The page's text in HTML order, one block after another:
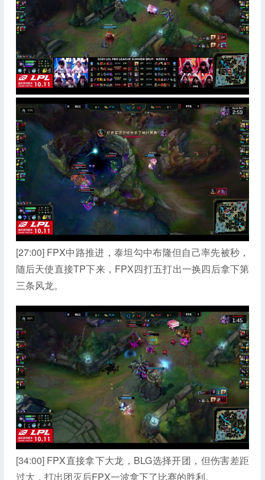
[27:00] FPX中路推进，泰坦勾中布隆但自己率先被秒，
随后天使直接TP下来，FPX四打五打出一换四后拿下第
三条风龙。
[34:00] FPX直接拿下大龙，BLG选择开团，但伤害差距
过大，打出团灭后FPX一波拿下了比赛的胜利。